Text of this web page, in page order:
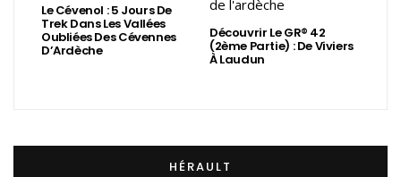
Le Cévenol : 5 Jours De
Trek Dans Les Vallées
Oubliées Des Cévennes
D’Ardèche
Découvrir Le GR® 42
(2ème Partie) : De Viviers
À Laudun
HÉRAULT